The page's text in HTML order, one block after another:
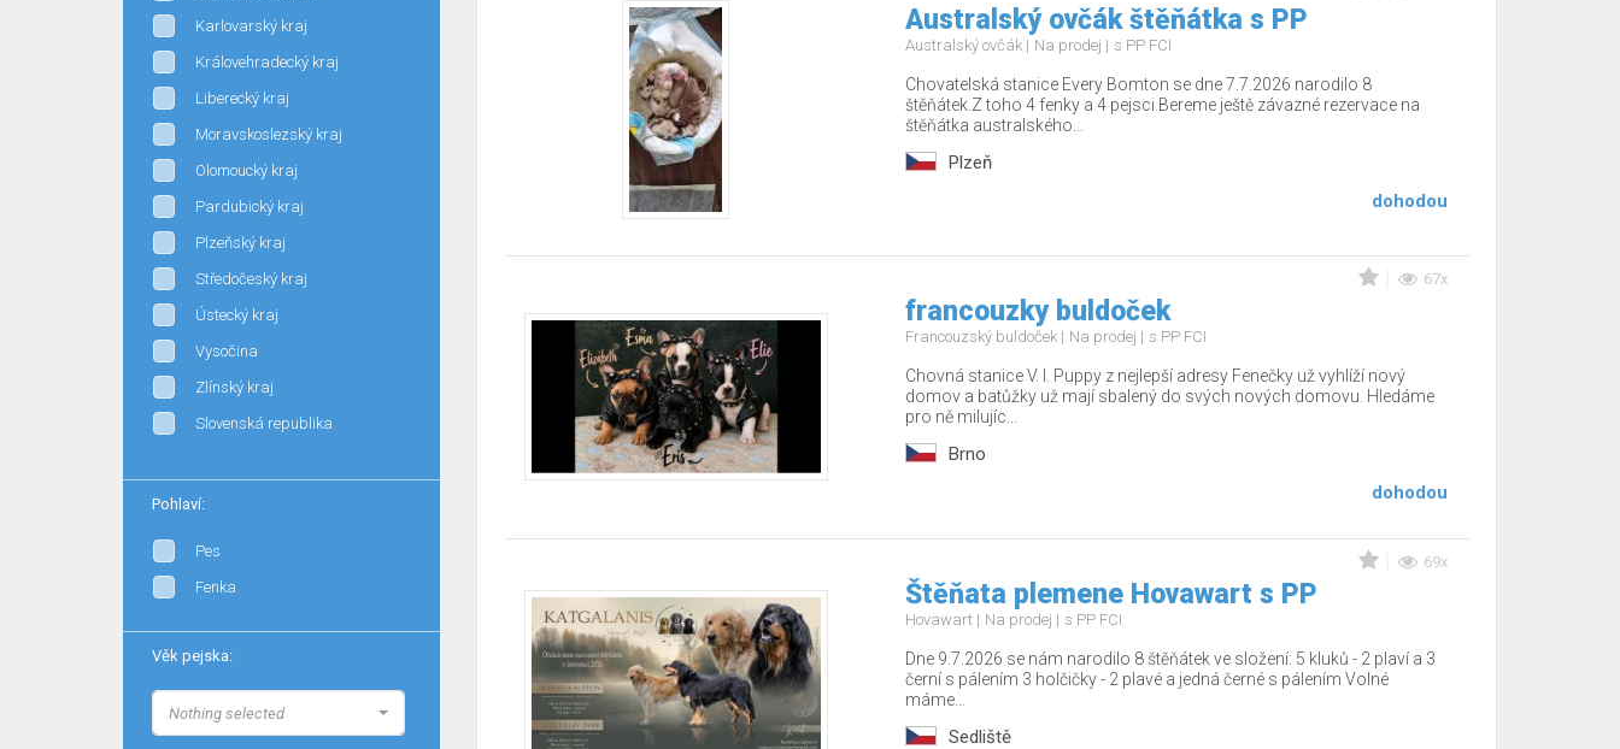
Karlovarský kraj
Královehradecký kraj
Liberecký kraj
Moravskoslezský kraj
Olomoucký kraj
Pardubický kraj
Plzeňský kraj
Středočeský kraj
Ústecký kraj
Vysočina
Zlínský kraj
Slovenská republika
Pohlaví:
Pes
Fenka
Věk pejska:
Nothing selected
Australský ovčák štěňátka s PP
Australský ovčák Na prodej s PP FCI
Chovatelská stanice Every Bomton se dne 7.7.2026 narodilo 8
štěňátek.Z toho 4 fenky a 4 pejsci.Bereme ještě závazné rezervace na
štěňátka australského...
Plzeň
dohodou
67x
francouzky buldoček
Francouzský buldoček Na prodej s PP FCI
Chovná stanice V. I. Puppy z nejlepší adresy Fenečky už vyhlíží nový
domov a batůžky už mají sbalený do svých nových domovu. Hledáme
pro ně milujíc...
Brno
dohodou
69x
Štěňata plemene Hovawart s PP
Hovawart Na prodej s PP FCI
Dne 9.7.2026 se nám narodilo 8 štěňátek ve složení: 5 kluků - 2 plaví a 3
černí s pálením 3 holčičky - 2 plavé a jedná černé s pálením Volné
máme...
Sedliště